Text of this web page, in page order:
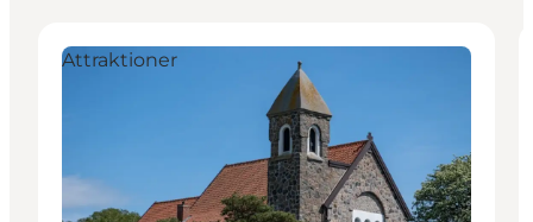
Attraktioner